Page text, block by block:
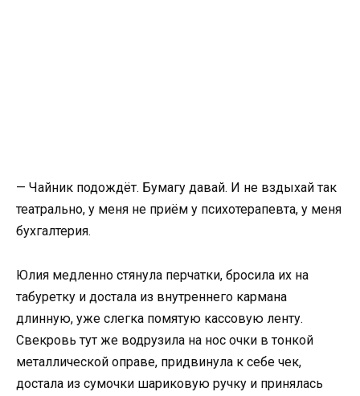
— Чайник подождёт. Бумагу давай. И не вздыхай так
театрально, у меня не приём у психотерапевта, у меня
бухгалтерия.
Юлия медленно стянула перчатки, бросила их на
табуретку и достала из внутреннего кармана
длинную, уже слегка помятую кассовую ленту.
Свекровь тут же водрузила на нос очки в тонкой
металлической оправе, придвинула к себе чек,
достала из сумочки шариковую ручку и принялась